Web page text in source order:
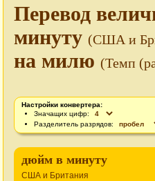
Перевод
минуту (США и
на милю (Темп
Настройки конвертера:
Значащих цифр:
Разделитель разрядов:
дюйм в минуту
США и Британия